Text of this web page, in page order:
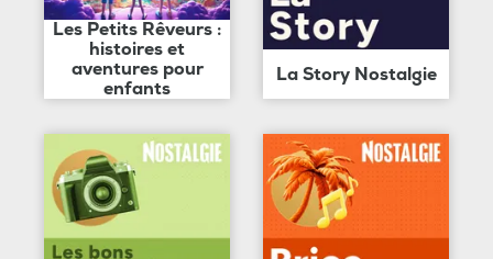
Les Petits Rêveurs :
histoires et
aventures pour
enfants
La Story Nostalgie